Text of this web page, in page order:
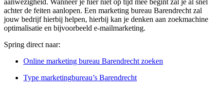
aanwezigheid. Wanneer je hier niet op tijd mee begint zal je al snel
achter de feiten aanlopen. Een marketing bureau Barendrecht zal
jouw bedrijf hierbij helpen, hierbij kan je denken aan zoekmachine
optimalisatie en bijvoorbeeld e-mailmarketing.
Spring direct naar:
Online marketing bureau Barendrecht zoeken
Type marketingbureau’s Barendrecht